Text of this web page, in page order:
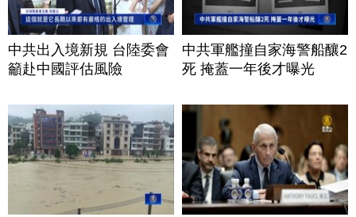
中共出入境新規 台陸委會
籲赴中國評估風險
中共軍艦撞自家海警船釀2
死 掩蓋一年後才曝光